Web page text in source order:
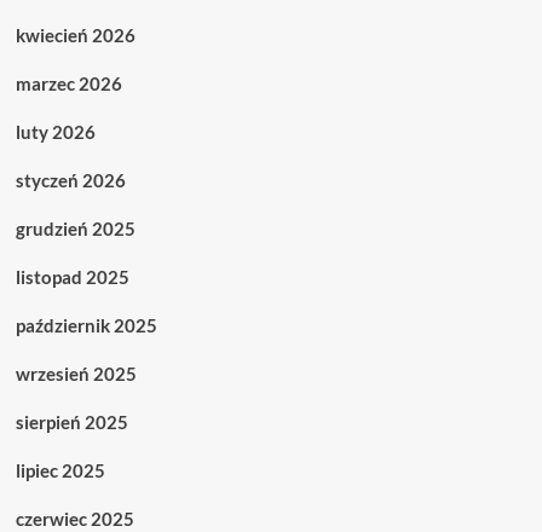
kwiecień 2026
marzec 2026
luty 2026
styczeń 2026
grudzień 2025
listopad 2025
październik 2025
wrzesień 2025
sierpień 2025
lipiec 2025
czerwiec 2025